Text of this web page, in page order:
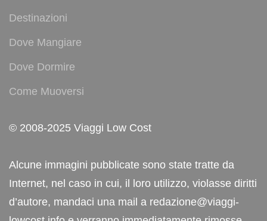
Destinazioni
Dove Mangiare
Dove Dormire
Come Muoversi
© 2008-2025 Viaggi Low Cost
Alcune immagini pubblicate sono state tratte da
Internet, nel caso in cui, il loro utilizzo, violasse diritti
d’autore, mandaci una mail a redazione@viaggi-